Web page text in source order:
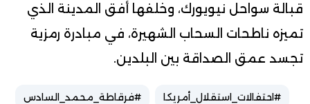
قبالة سواحل نيويورك، وخلفها أفق المدينة الذي
تميزه ناطحات السحاب الشهيرة، في مبادرة رمزية
تجسد عمق الصداقة بين البلدين.
#احتفالات_استقلال_أمريكا #فرقاطة_محمد_السادس